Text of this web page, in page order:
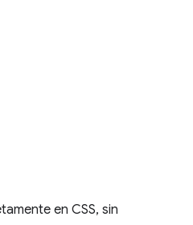
en CSS, sin